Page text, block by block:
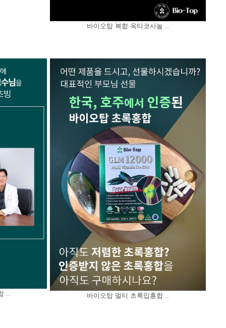
바이오탑 복합 옥타코사놀 ..
.. 바이오탑 멀티 초록입홍합 ..